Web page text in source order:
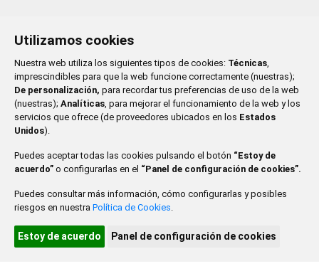
Utilizamos cookies
Nuestra web utiliza los siguientes tipos de cookies: Técnicas,
imprescindibles para que la web funcione correctamente (nuestras);
De personalización, para recordar tus preferencias de uso de la web
(nuestras); Analíticas, para mejorar el funcionamiento de la web y los
servicios que ofrece (de proveedores ubicados en los Estados
Unidos).
Puedes aceptar todas las cookies pulsando el botón “Estoy de
acuerdo” o configurarlas en el “Panel de configuración de cookies”.
Puedes consultar más información, cómo configurarlas y posibles
riesgos en nuestra Política de Cookies.
Estoy de acuerdo Panel de configuración de cookies
AGOSTO 2026
LU MA MI JU VI SA DO
1 2
3
10 11 12 13 14 15
17 18 19 21
31